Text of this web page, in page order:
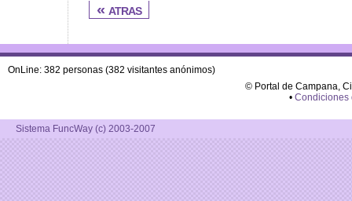
« atras
OnLine: 382 personas (382 visitantes anónimos)
© Portal de Campana,
• Condiciones
Sistema FuncWay (c) 2003-2007